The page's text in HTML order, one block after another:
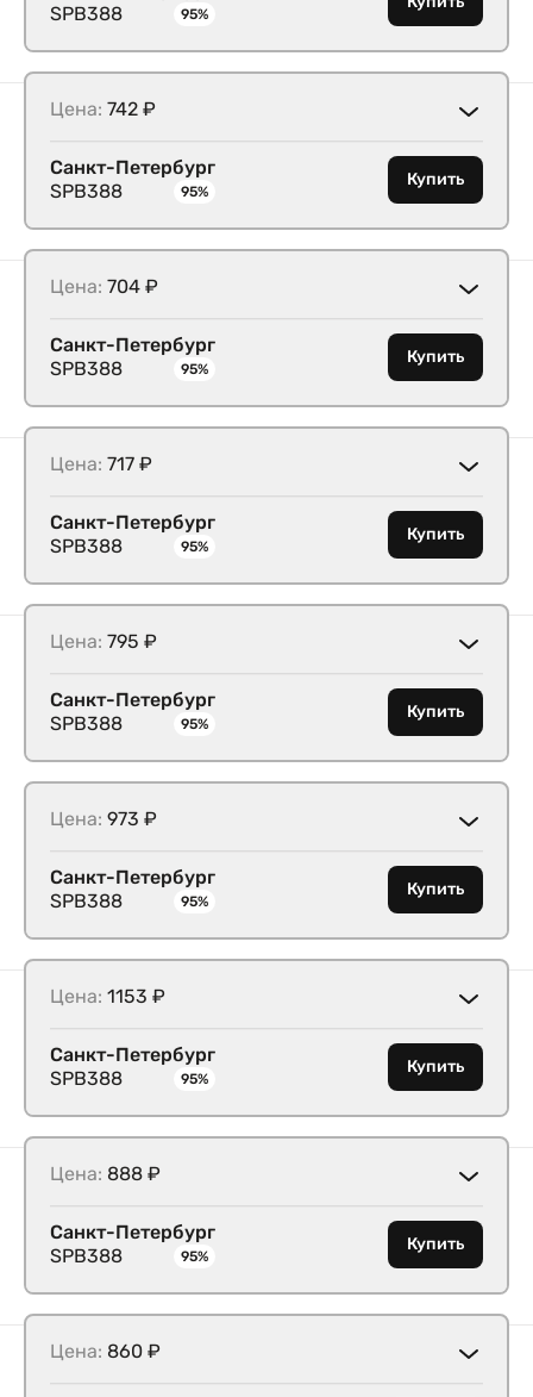
SPB388
95%
Цена: 742 ₽
Санкт-Петербург
SPB388
95%
Купить
Цена: 704 ₽
Санкт-Петербург
SPB388
95%
Купить
Цена: 717 ₽
Санкт-Петербург
SPB388
95%
Купить
Цена: 795 ₽
Санкт-Петербург
SPB388
95%
Купить
Цена: 973 ₽
Санкт-Петербург
SPB388
95%
Купить
Цена: 1153 ₽
Санкт-Петербург
SPB388
95%
Купить
Цена: 888 ₽
Санкт-Петербург
SPB388
95%
Купить
Цена: 860 ₽